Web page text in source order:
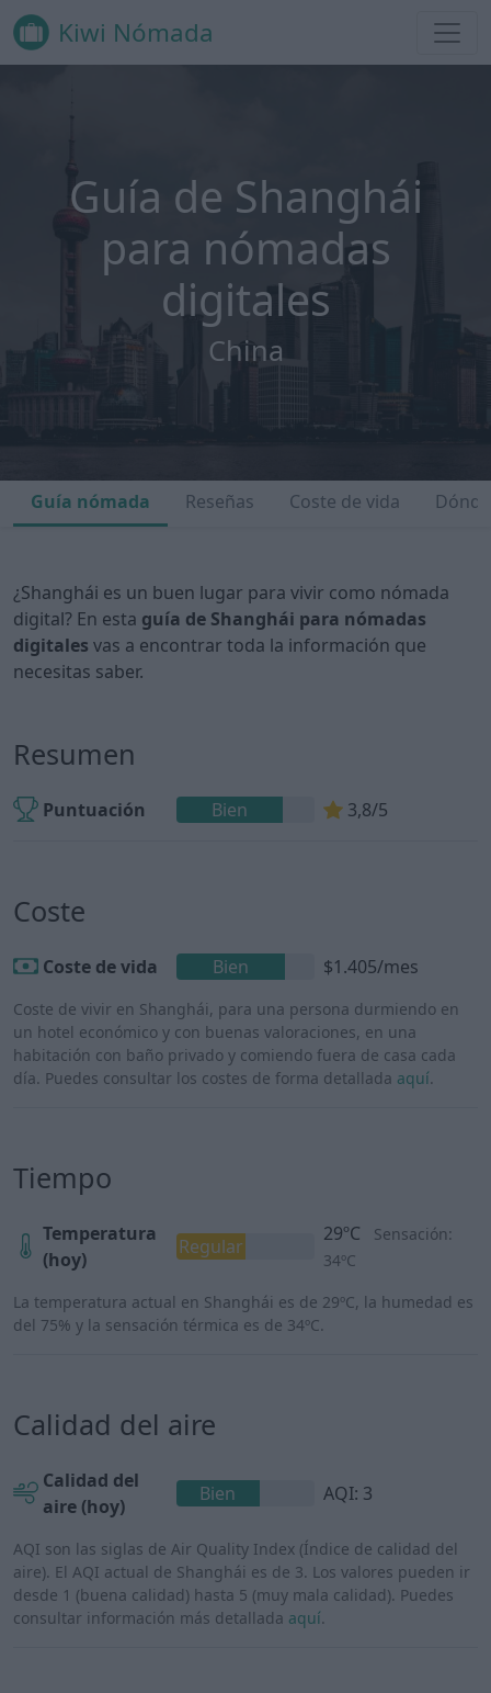
Kiwi Nómada
Guía de Shanghái
para nómadas
digitales
China
Guía nómada Reseñas Coste de vida
¿Shanghái es un buen lugar para vivir como nómada
digital? En esta guía de Shanghái para nómadas
digitales vas a encontrar toda la información que
necesitas saber.
Resumen
Puntuación Bien 3,8/5
Coste
Coste de vida Bien $1.405/mes
Coste de vivir en Shanghái, para una persona durmiendo en
un hotel económico y con buenas valoraciones, en una
habitación con baño privado y comiendo fuera de casa cada
día. Puedes consultar los costes de forma detallada aquí.
Tiempo
Temperatura
(hoy)
Regular
29ºC
Sensación:
34ºC
La temperatura actual en Shanghái es de 29ºC, la humedad es
del 75% y la sensación térmica es de 34ºC.
Calidad del aire
Calidad del
aire (hoy)
Bien AQI: 3
AQI son las siglas de Air Quality Index (Índice de calidad del
aire). El AQI actual de Shanghái es de 3. Los valores pueden ir
desde 1 (buena calidad) hasta 5 (muy mala calidad). Puedes
consultar información más detallada aquí.